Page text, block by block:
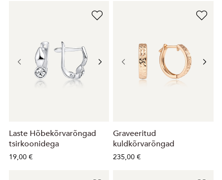
Laste Hõbekõrvarõngad
tsirkoonidega
19,00 €
Graveeritud
kuldkõrvarõngad
235,00 €